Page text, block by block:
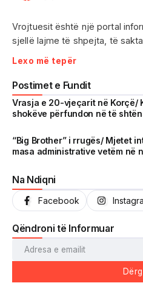
Vrojtuesit është një portal
sjellë lajme të shpejta, të
treguar realitetin pa çensurë.
ngjarjet e aktualitetit,
qytetare dhe zhvillimet që
përditshme të shqiptarëve.
arritura në një kohë shumë të
kthyer në një zë të fortë
Lexo më tepër
Postimet e Fundit
Vrasja e 20-vjeçarit në Korçë/
shokëve përfundon në të
“Big Brother” i rrugës/ Mjetet
masa administrative vetëm në
Na Ndiqni
Facebook
Qëndroni të Informuar